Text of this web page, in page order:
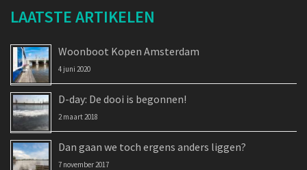
LAATSTE ARTIKELEN
Woonboot Kopen Amsterdam
4 juni 2020
D-day: De dooi is begonnen!
2 maart 2018
Dan gaan we toch ergens anders liggen?
7 november 2017